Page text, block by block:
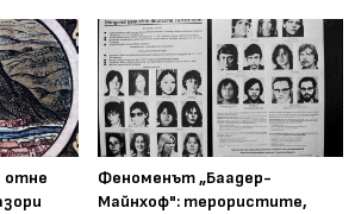
отне
Феноменът „Баадер-
Майнхоф": терористите,